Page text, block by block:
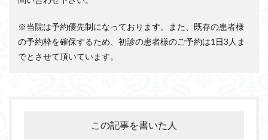
※当院は予約優先制になっております。また、既存の患者様
の予約枠を確保するため、初診の患者様のご予約は1日3人ま
でとさせて頂いています。
この記事を書いた人